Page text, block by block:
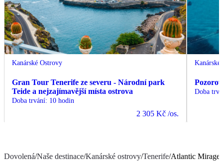
Kanárské Ostrovy
Gran Tour Tenerife ze severu - Národní park
Teide a nejzajímavější místa ostrova
Doba trvání: 10 hodin
2 305 Kč /os.
Doba
Dovolená/Naše destinace/Kanárské ostrovy/Tenerife/Atlantic Mirage